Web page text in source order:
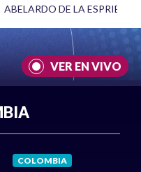
ABELARDO DE LA ESPRIELLA
VER EN VIVO
COLOMBIA